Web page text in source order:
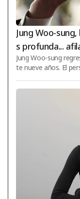
Jung Woo-
s profunda...
in Korea
Jung Woo-sung
te nueve años. El
a contra Baek Ki-
a oportunidad para
de in Korea Season
ter stills previewing
o returns as a